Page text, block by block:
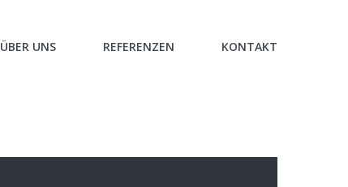
ÜBER UNS REFERENZEN KONTAKT